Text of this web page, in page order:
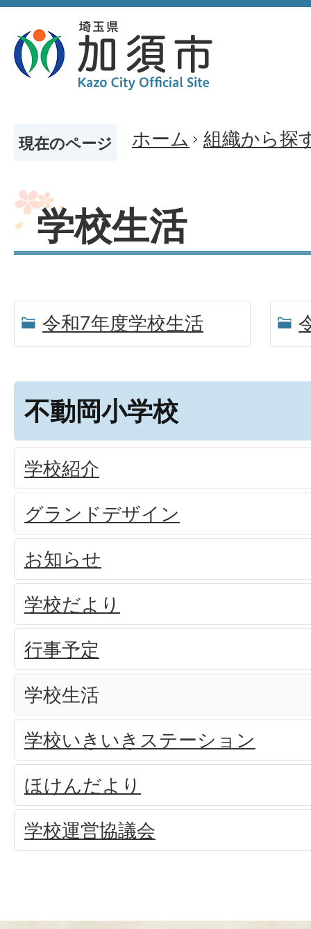
現在のページ ホーム 組織から探
学校生活
令和7年度学校生活
不動岡小学校
学校紹介
グランドデザイン
お知らせ
学校だより
行事予定
学校生活
学校いきいきステーション
ほけんだより
学校運営協議会